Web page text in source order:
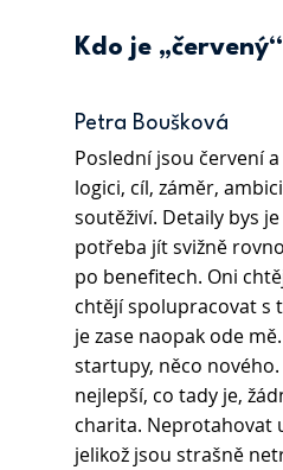
Kdo je
Petra Boušková
Poslední jsou červení
logici, cíl, záměr,
soutěživí. Detaily bys je
potřeba jít svižně
po benefitech. Oni
chtějí spolupracovat s
je zase naopak ode
startupy, něco
nejlepší, co tady je,
charita. Neprotahovat
jelikož jsou strašně